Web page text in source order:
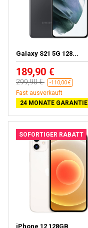
Galaxy S21 5G 128...
189,90 €
299,90 € -110,00 €
Fast ausverkauft
24 MONATE GARANTIE
SOFORTIGER RABATT
iPhone 12 128GB